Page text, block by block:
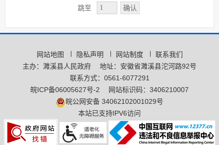
突发公共卫生事件
健康科普
疾病应急救助
卫生监督
饮用水卫生安全
医疗服务
疫苗监管
公立医疗卫生机构
绩效考核结果
爱国卫生运动
跳至 确认
网站地图 隐私声明 网站制度
联系我们
主办：濉溪县人民政府
地址：安徽省濉溪县沱河路92号
联系方式：0561-6077291
皖ICP备06005627号-2
网站标识码：3406210007
皖公网安备 34062102001029号
本站已支持IPV6访问